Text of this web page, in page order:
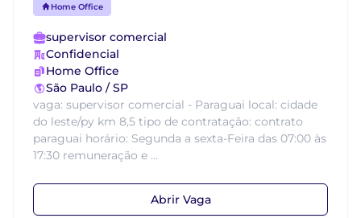
Home Office
supervisor comercial
Confidencial
Home Office
São Paulo / SP
vaga: supervisor comercial - Paraguai local: cidade
do leste/py km 8,5 tipo de contratação: contrato
paraguai horário: Segunda a sexta-Feira das 07:00 às
17:30 remuneração e ...
Abrir Vaga